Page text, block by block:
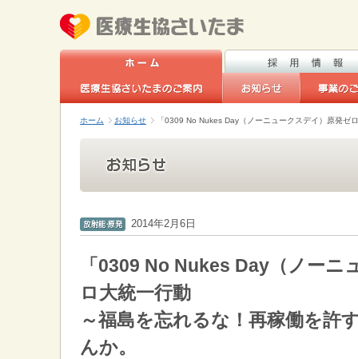
ホーム お知らせ 「0309 No Nukes Day（ノーニュークスデイ）原発ゼ
2014年2月6日
「0309 No Nukes Day（ノーニ
ロ大統一行動
～福島を忘れるな！再稼働を許
んか。